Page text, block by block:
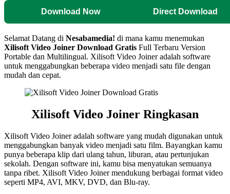
Download Now Direct Download
Selamat Datang di Nesabamedia! di mana kamu menemukan
Xilisoft Video Joiner Download Gratis Full Terbaru Version
Portable dan Multilingual. Xilisoft Video Joiner adalah software
untuk menggabungkan beberapa video menjadi satu file dengan
mudah dan cepat.
Xilisoft Video Joiner Ringkasan
Xilisoft Video Joiner adalah software yang mudah digunakan untuk
menggabungkan banyak video menjadi satu film. Bayangkan kamu
punya beberapa klip dari ulang tahun, liburan, atau pertunjukan
sekolah. Dengan software ini, kamu bisa menyatukan semuanya
tanpa ribet. Xilisoft Video Joiner mendukung berbagai format video
seperti MP4, AVI, MKV, DVD, dan Blu-ray.